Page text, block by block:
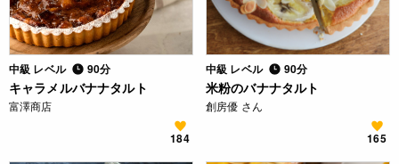
中級 レベル 90分
キャラメルバナナタルト
富澤商店
184
中級 レベル 90分
米粉のバナナタルト
創房優 さん
165